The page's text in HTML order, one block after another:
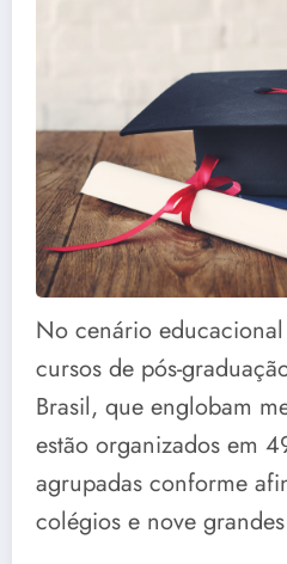
No cenário
cursos de pós-
Brasil, que englobam
estão organizados em
agrupadas conforme
colégios e nove